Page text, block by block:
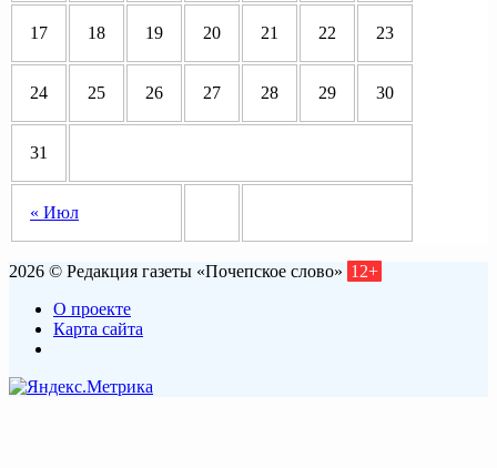
« Июл
17 18 19 20 21 22 23
24 25 26 27 28 29 30
31
2026 © Редакция газеты «Почепское слово» 12+
О проекте
Карта сайта